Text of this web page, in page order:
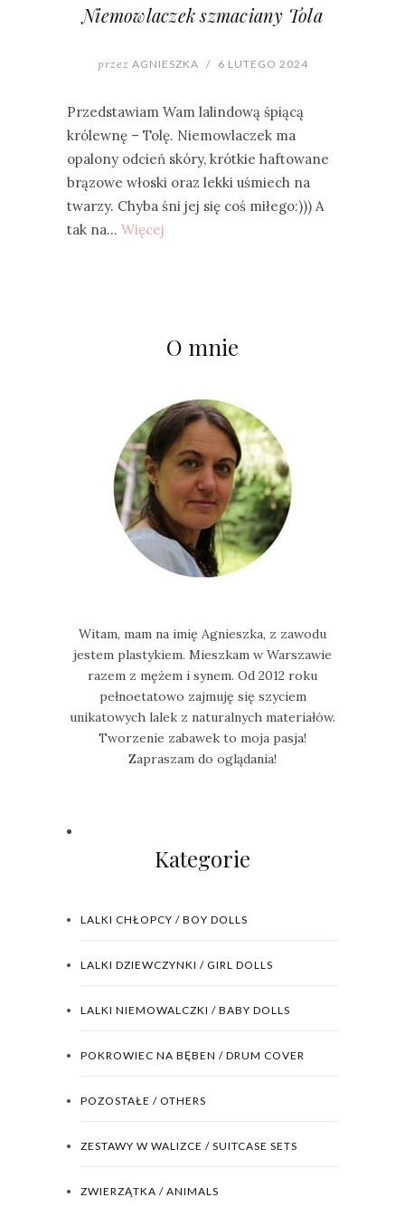
Niemowlaczek szmaciany Tola
przez AGNIESZKA / 6 LUTEGO 2024
Przedstawiam Wam lalindową śpiącą
królewnę – Tolę. Niemowlaczek ma
opalony odcień skóry, krótkie haftowane
brązowe włoski oraz lekki uśmiech na
twarzy. Chyba śni jej się coś miłego:))) A
tak na… Więcej
O mnie
Witam, mam na imię Agnieszka, z zawodu
jestem plastykiem. Mieszkam w Warszawie
razem z mężem i synem. Od 2012 roku
pełnoetatowo zajmuję się szyciem
unikatowych lalek z naturalnych materiałów.
Tworzenie zabawek to moja pasja!
Zapraszam do oglądania!
Kategorie
LALKI CHŁOPCY / BOY DOLLS
LALKI DZIEWCZYNKI / GIRL DOLLS
LALKI NIEMOWALCZKI / BABY DOLLS
POKROWIEC NA BĘBEN / DRUM COVER
POZOSTAŁE / OTHERS
ZESTAWY W WALIZCE / SUITCASE SETS
ZWIERZĄTKA / ANIMALS